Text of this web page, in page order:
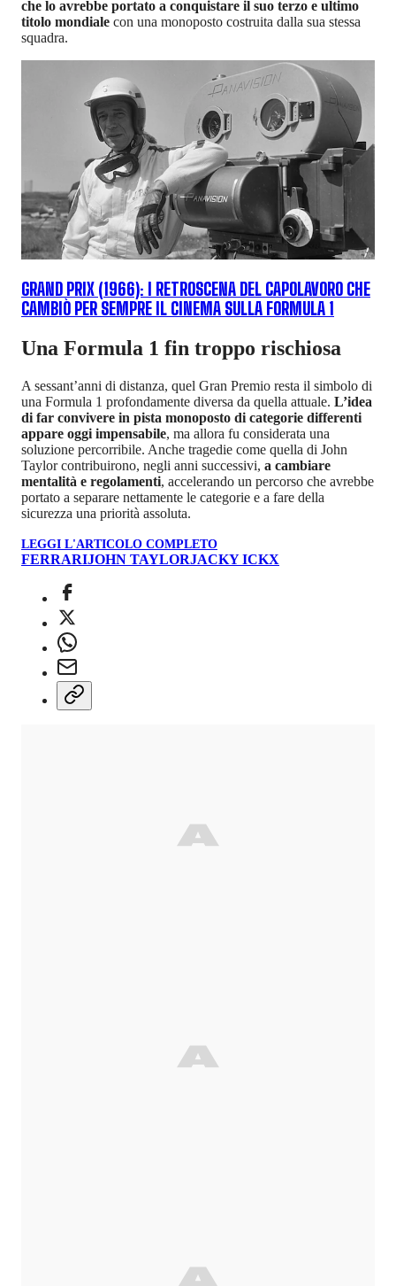
che lo avrebbe portato a conquistare il suo terzo e ultimo
titolo mondiale con una monoposto costruita dalla sua stessa
squadra.
GRAND PRIX (1966): I RETROSCENA DEL CAPOLAVORO CHE
CAMBIÒ PER SEMPRE IL CINEMA SULLA FORMULA 1
Una Formula 1 fin troppo rischiosa
A sessant’anni di distanza, quel Gran Premio resta il simbolo di
una Formula 1 profondamente diversa da quella attuale. L’idea
di far convivere in pista monoposto di categorie differenti
appare oggi impensabile, ma allora fu considerata una
soluzione percorribile. Anche tragedie come quella di John
Taylor contribuirono, negli anni successivi, a cambiare
mentalità e regolamenti, accelerando un percorso che avrebbe
portato a separare nettamente le categorie e a fare della
sicurezza una priorità assoluta.
LEGGI L'ARTICOLO COMPLETO
FERRARIJOHN TAYLORJACKY ICKX